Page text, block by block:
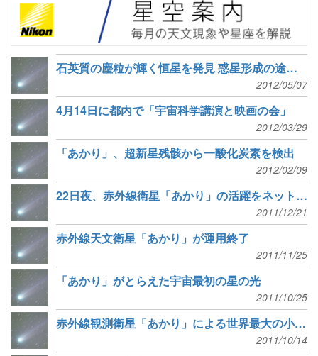
石英質の塵粒が輝く恒星を発見 惑星形成の途上の可能性
2012/05/07
4月14日に都内で「宇宙科学講演と映画の会」
2012/03/29
「あかり」、超新星残骸から一酸化炭素を検出
2012/02/09
22日夜、赤外線衛星「あかり」の活躍をネット番組で紹介
2011/12/21
赤外線天文衛星「あかり」が運用終了
2011/11/25
「あかり」がとらえた宇宙最初の星の光
2011/10/25
赤外線観測衛星「あかり」による世界最大の小惑星カタログを公開
2011/10/14